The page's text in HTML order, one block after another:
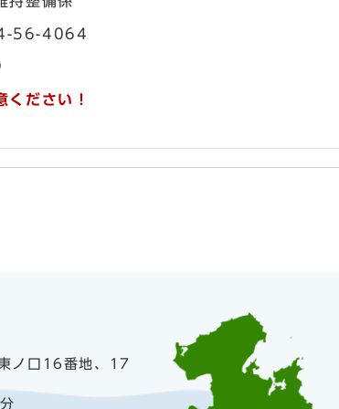
56-4064
ください！
ノ口16番地、17